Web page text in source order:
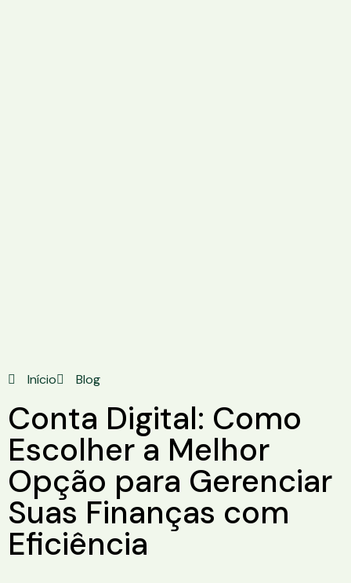
Início Blog
Conta Digital: Como
Escolher a Melhor
Opção para Gerenciar
Suas Finanças com
Eficiência